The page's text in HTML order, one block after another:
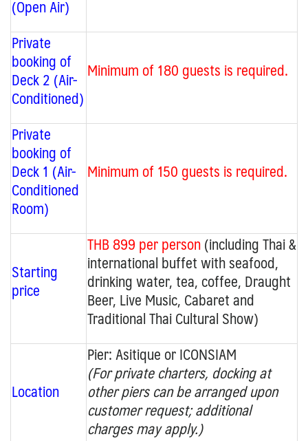
(Open Air)
Private
booking of
Deck 2 (Air-
Conditioned)
Minimum of 180 guests is required.
Private
booking of
Deck 1 (Air-
Conditioned
Room)
Minimum of 150 guests is required.
Starting
price
THB 899 per person(including Thai &
international buffet with seafood,
drinking water, tea, coffee, Draught
Beer, Live Music, Cabaret and
Traditional Thai Cultural Show)
Location
Pier:Asitique or ICONSIAM
(For private charters, docking at
other piers can be arranged upon
customer request; additional
charges may apply.)